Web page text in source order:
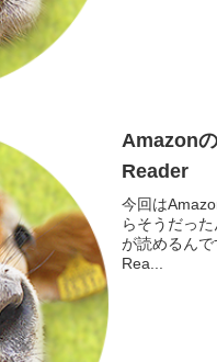
Amazon
Reader
今回は
らそうだっ
が読めるん
Rea...